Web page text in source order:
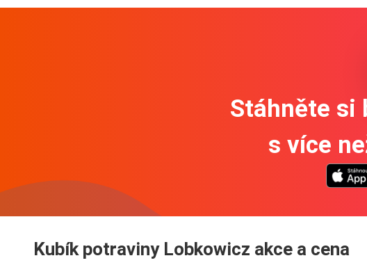
Stáhněte si
s více
Kubík potraviny Lobkowicz akce a cena